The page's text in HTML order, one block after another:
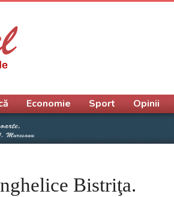
Bistriţa.
Economie Sport Opinii